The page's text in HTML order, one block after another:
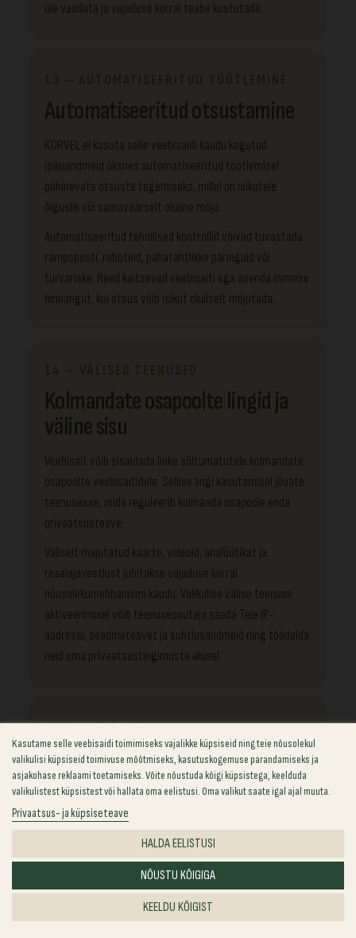
üle vaadata ja vajaduse korral teabe kustutada.
13 — AUTOMATISEERITUD TÖÖTLEMINE
Automatiseeritud otsustamine
KORVEL ei kasuta selle veebisaidi kaudu kogutud
isikuandmeid üksnes automatiseeritud töötlemisel
põhinevate otsuste tegemiseks, millel on isikutele
õiguslik või samaväärselt oluline mõju.
Automatiseeritud tehnilised kontrollid võivad tuvastada
rämpsposti, roboteid, pahatahtlikke päringuid või
turvariske. Need kaitsevad veebisaiti ega asenda inimese
hinnangut, kui otsus võib isikut oluliselt mõjutada.
14 — VÄLISED TEENUSED
Kolmandate osapoolte lingid ja
väline sisu
Veebisait võib sisaldada linke sõltumatutele kolmandate
osapoolte veebisaitidele. Sellise lingi kasutamisel jõuate
teenusesse, mida reguleerib kolmanda osapoole enda
privaatsusteave.
Väliselt majutatud kaarte, videoid, analüütikat ja
reaalajavestlust juhitakse vajaduse korral
nõusolekumehhanismi kaudu. Valikulise välise teenuse
aktiveerimisel võib teenuseosutaja saada Teie IP-
aadressi, seadmeteavet ja suhtlusandmeid ning töödelda
neid oma privaatsustingimuste alusel.
15 — UUENDUSED
Selle privaatsuspoliitika
muudatused
Võime seda poliitikat uuendada, kui muutuvad meie
teenused, tehnoloogiad, teenuseosutajad,
töötlemistoimingud või õiguslikud kohustused. Muudetud
versioon avaldatakse sellel lehel koos uuendatud
muutmiskuupäevaga.
Kasutame selle veebisaidi toimimiseks vajalikke küpsiseid ning teie nõusolekul
valikulisi küpsiseid toimivuse mõõtmiseks, kasutuskogemuse parandamiseks ja
asjakohase reklaami toetamiseks. Võite nõustuda kõigi küpsistega, keelduda
valikulistest küpsistest või hallata oma eelistusi. Oma valikut saate igal ajal muuta.
Privaatsus- ja küpsiseteave
HALDA EELISTUSI
KEELDU KÕIGIST
NÕUSTU KÕIGIGA